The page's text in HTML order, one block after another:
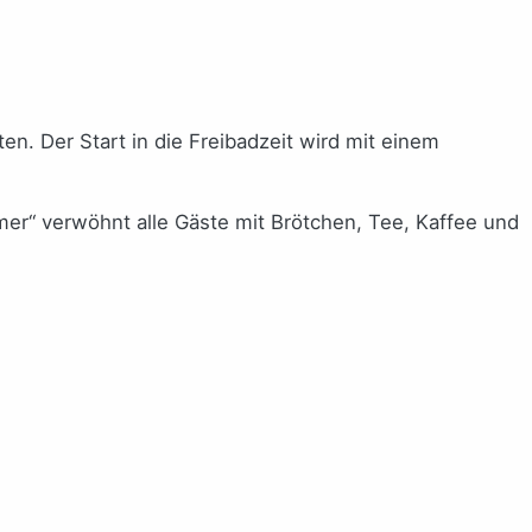
Der Start in die Freibadzeit wird mit einem
verwöhnt alle Gäste mit Brötchen, Tee, Kaffee und